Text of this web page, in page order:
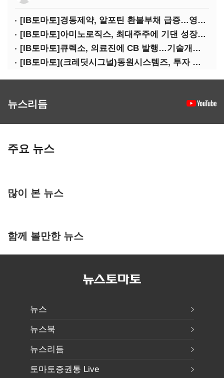
[IB토마토]경동제약, 알포틴 환불부채 급증…영업이익 30% 잠식
[IB토마토]아미노로직스, 최대주주에 기댄 성장…높은 의존도 '양날의 검'
[IB토마토]큐렉소, 의료진에 CB 발행…기술개발 명분 뒤 보상 논란
[IB토마토](크레딧시그널)동원시스템즈, 투자 속도 조절이 만든 재무 안정화
뉴스리듬
주요 뉴스
많이 본 뉴스
함께 볼만한 뉴스
뉴스
뉴스북
뉴스리듬
토마토증권통 Live